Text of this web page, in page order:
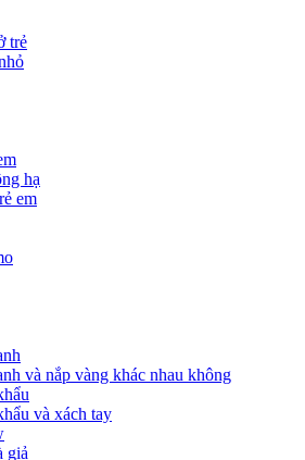
trẻ
hạ
em
và nắp vàng khác nhau không
và xách tay
giả